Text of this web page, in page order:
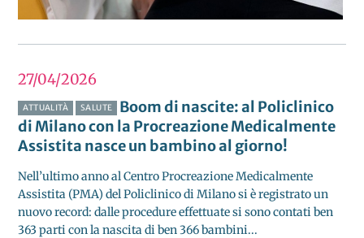
27/042026
ATTUALITÀ SALUTE
Boom di nascite: al Policlinico
di Milano con la Procreazione Medicalmente
Assistita nasce un bambino al giorno!
Nell’ultimo anno al Centro Procreazione Medicalmente
Assistita (PMA) del Policlinico di Milano si è registrato un
nuovo record: dalle procedure effettuate si sono contati ben
363 parti con la nascita di ben 366 bambini...